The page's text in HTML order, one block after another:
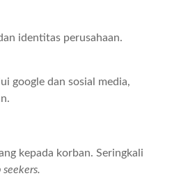
identitas perusahaan.
google dan sosial media,
kepada korban. Seringkali
seekers.